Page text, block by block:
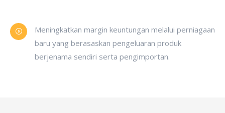
Meningkatkan margin keuntungan melalui perniagaan
baru yang berasaskan pengeluaran produk
berjenama sendiri serta pengimportan.